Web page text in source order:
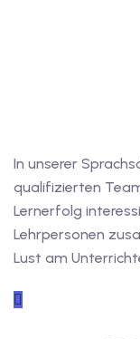
In unserer
qualifizierten
Lernerfolg
Lehrpersonen
Lust am